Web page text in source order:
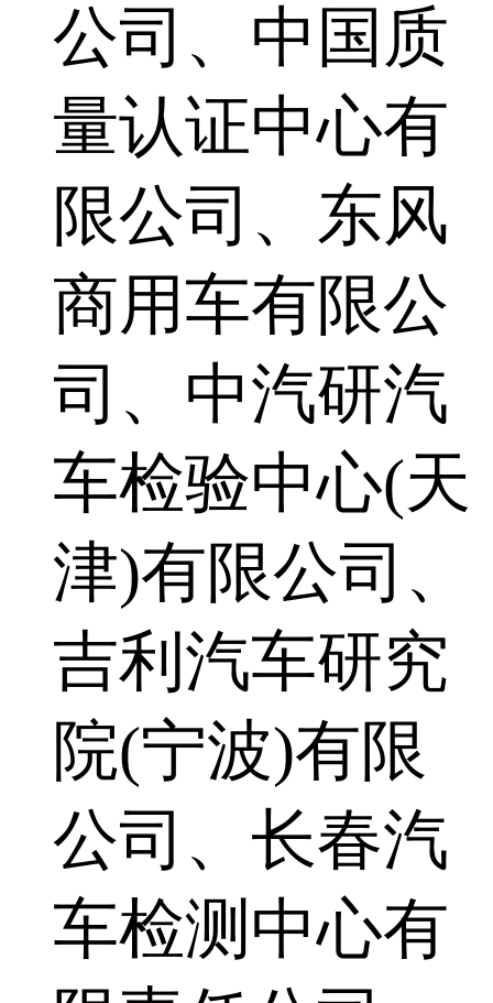
公司、中国质
量认证中心有
限公司、东风
商用车有限公
司、中汽研汽
车检验中心(天
津)有限公司、
吉利汽车研究
院(宁波)有限
公司、长春汽
车检测中心有